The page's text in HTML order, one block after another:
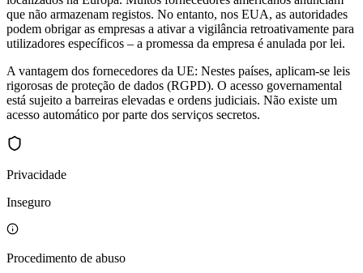
que não armazenam registos. No entanto, nos EUA, as autoridades
podem obrigar as empresas a ativar a vigilância retroativamente para
utilizadores específicos – a promessa da empresa é anulada por lei.
A vantagem dos fornecedores da UE: Nestes países, aplicam-se leis
rigorosas de proteção de dados (RGPD). O acesso governamental
está sujeito a barreiras elevadas e ordens judiciais. Não existe um
acesso automático por parte dos serviços secretos.
Privacidade
Inseguro
Procedimento de abuso